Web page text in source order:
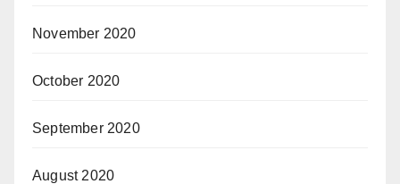
November 2020
October 2020
September 2020
August 2020